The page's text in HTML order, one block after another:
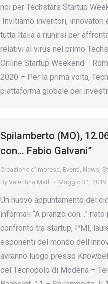
noi per Techstars Startup
Invitiamo inventori,
tutta Italia a riunirsi per
relativi al virus nel primo
Online Startup Weekend
2020 – Per la prima volta,
piattaforma globale per
Spilamberto (MO),
con… Fabio Galvani”
Creazione d’impresa, Eventi, News,
By Valentina Matli Maggio 31, 2019
Un nuovo appuntamento del
informali “A pranzo con…”
confronto tra startup, PMI,
esponenti del mondo
avranno luogo presso
del Tecnopolo di Modena –